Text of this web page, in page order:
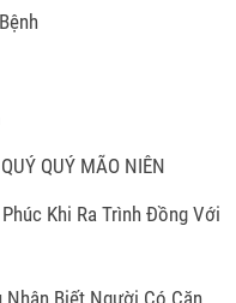
QUÝ MÃO NIÊN
Khi Ra Trình Đồng Với
Nhận Biết Người Có Căn